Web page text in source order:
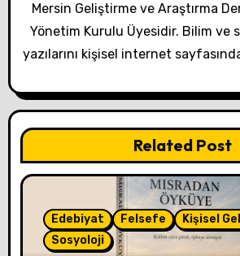
Mersin Geliştirme ve Araştırma
Yönetim Kurulu Üyesidir. Bilim ve
yazılarını kişisel internet
Related Post
Edebiyat Felsefe Kişisel
Sosyoloji